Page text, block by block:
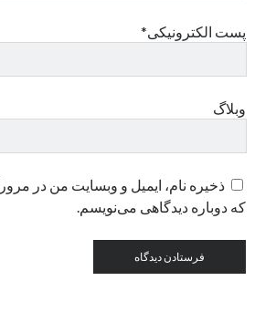
پست الکترونیکی*
وبلاگ
ذخیره نام، ایمیل و وبسایت من در
که دوباره دیدگاهی می‌نویسم.